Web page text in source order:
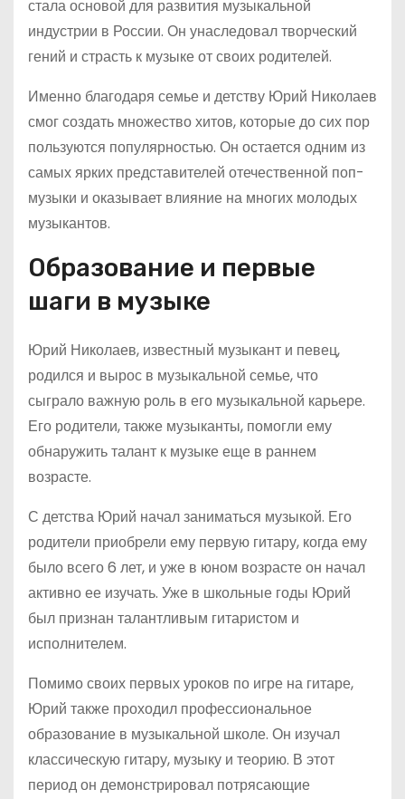
стала основой для развития музыкальной
индустрии в России. Он унаследовал творческий
гений и страсть к музыке от своих родителей.
Именно благодаря семье и детству Юрий Николаев
смог создать множество хитов, которые до сих пор
пользуются популярностью. Он остается одним из
самых ярких представителей отечественной поп-
музыки и оказывает влияние на многих молодых
музыкантов.
Образование и первые
шаги в музыке
Юрий Николаев, известный музыкант и певец,
родился и вырос в музыкальной семье, что
сыграло важную роль в его музыкальной карьере.
Его родители, также музыканты, помогли ему
обнаружить талант к музыке еще в раннем
возрасте.
С детства Юрий начал заниматься музыкой. Его
родители приобрели ему первую гитару, когда ему
было всего 6 лет, и уже в юном возрасте он начал
активно ее изучать. Уже в школьные годы Юрий
был признан талантливым гитаристом и
исполнителем.
Помимо своих первых уроков по игре на гитаре,
Юрий также проходил профессиональное
образование в музыкальной школе. Он изучал
классическую гитару, музыку и теорию. В этот
период он демонстрировал потрясающие